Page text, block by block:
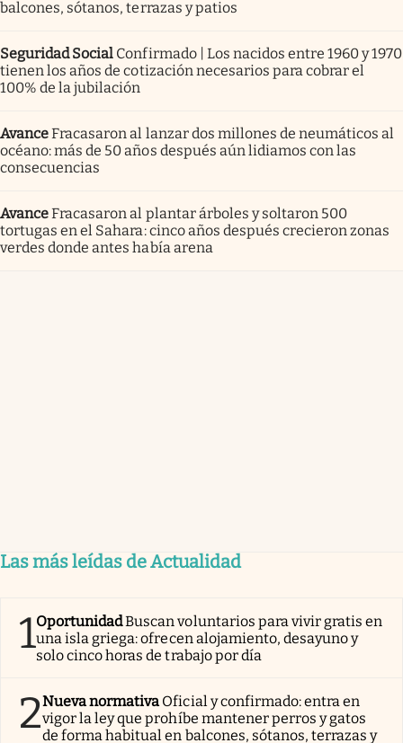
balcones, sótanos, terrazas y patios
Seguridad Social Confirmado | Los nacidos entre 1960 y 1970
tienen los años de cotización necesarios para cobrar el
100% de la jubilación
AvanceFracasaron al lanzar dos millones de neumáticos al
océano: más de 50 años después aún lidiamos con las
consecuencias
AvanceFracasaron al plantar árboles y soltaron 500
tortugas en el Sahara: cinco años después crecieron zonas
verdes donde antes había arena
Las más leídas de Actualidad
1OportunidadBuscan voluntarios para vivir gratis en
una isla griega: ofrecen alojamiento, desayuno y
solo cinco horas de trabajo por día
2Nueva normativa Oficial y confirmado: entra en
vigor la ley que prohíbe mantener perros y gatos
de forma habitual en balcones, sótanos, terrazas y